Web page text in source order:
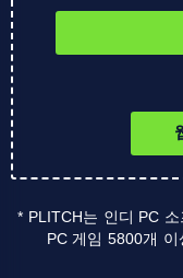
* PLITCH는 인디 PC 소
PC 게임 5800개